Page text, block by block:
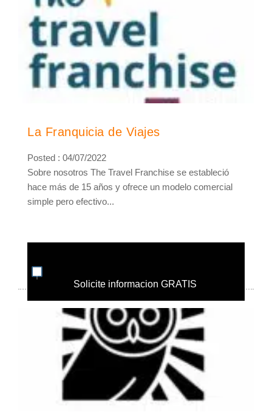
La Franquicia de Viajes
Posted : 04/07/2022
Sobre nosotros The Travel Franchise se estableció
hace más de 15 años y ofrece un modelo comercial
simple pero efectivo...
Solicite informacion GRATIS